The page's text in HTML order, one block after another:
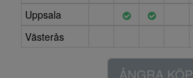
Uppsala
Västerås
ÅNGRA KÖP